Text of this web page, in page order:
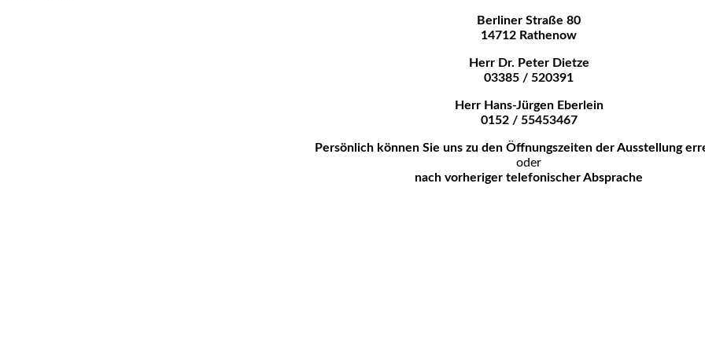
Berliner Straße 80
14712 Rathenow
Herr Dr. Peter Dietze
03385 / 520391
Herr Hans-Jürgen Eberlein
0152 / 55453467
Persönlich können Sie uns zu den Öffnungszeiten der Ausstellung
oder
nach vorheriger telefonischer Absprache